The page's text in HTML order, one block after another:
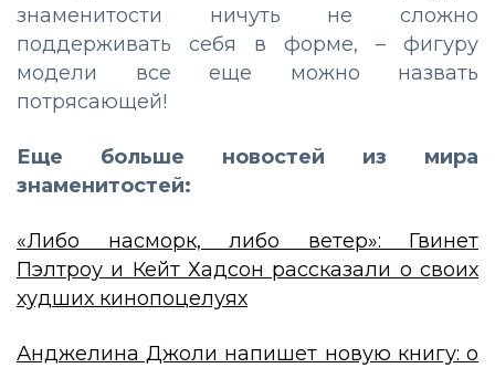
знаменитости ничуть не сложно
поддерживать себя в форме, – фигуру
модели все еще можно назвать
потрясающей!
Еще больше новостей из мира
знаменитостей:
«Либо насморк, либо ветер»: Гвинет
Пэлтроу и Кейт Хадсон рассказали о своих
худших кинопоцелуях
Анджелина Джоли напишет новую книгу: о